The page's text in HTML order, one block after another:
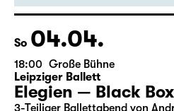
Eine Koproduktion zwischen
Schauspiel Leipzig
Karten
So 04.04.